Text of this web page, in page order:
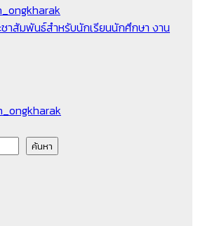
ชาสัมพันธ์สำหรับนักเรียนนักศึกษา งาน
ค้นหา